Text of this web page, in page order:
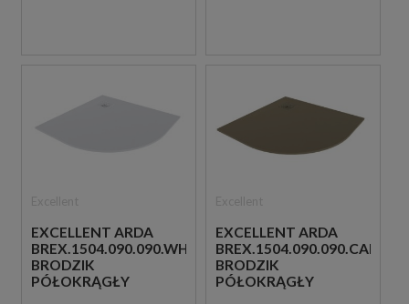
EXCELLENT ARDA
BREX.1504.090.090.WHN
BRODZIK
PÓŁOKRĄGŁY
EXCELLENT ARDA
BREX.1504.090.090.CAN
BRODZIK
PÓŁOKRĄGŁY